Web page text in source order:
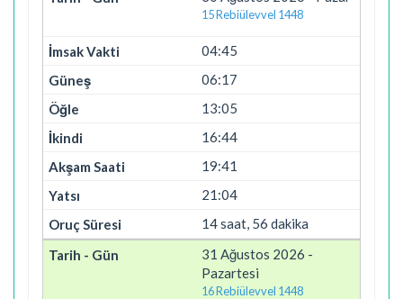
15 Rebiülevvel 1448
04:45
06:17
13:05
16:44
19:41
21:04
14 saat, 56 dakika
31 Ağustos 2026 -
Pazartesi
16 Rebiülevvel 1448